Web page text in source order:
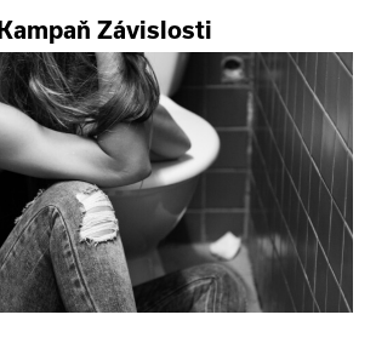
Kampaň Závislosti